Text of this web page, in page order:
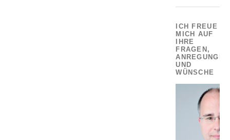
ICH FREUE
MICH AUF
IHRE
FRAGEN,
ANREGUNGEN
UND
WÜNSCHE